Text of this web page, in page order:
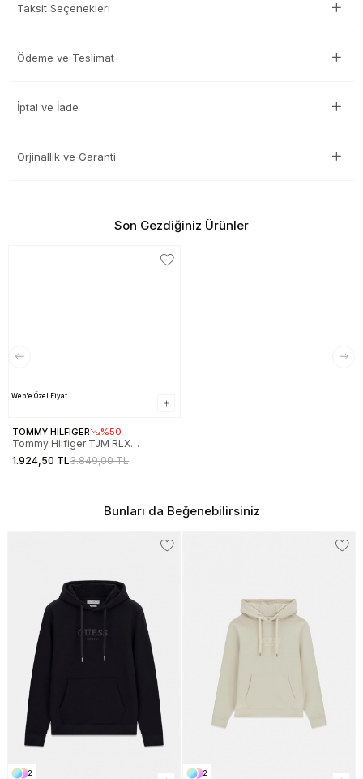
Taksit Seçenekleri
Ödeme ve Teslimat
İptal ve İade
Orjinallik ve Garanti
Son Gezdiğiniz Ürünler
Web'e Özel Fiyat
TOMMY HILFIGER %50
Tommy Hilfiger TJM RLX
SIGNATURE HOODIE EXT Erkek
Turkuaz Sweatshirt
1.924,50 TL3.849,00 TL
Bunları da Beğenebilirsiniz
2 2